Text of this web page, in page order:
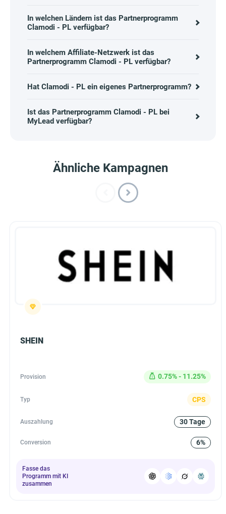
In welchen Ländern ist das Partnerprogramm
Clamodi - PL verfügbar?
In welchem Affiliate-Netzwerk ist das
Partnerprogramm Clamodi - PL verfügbar?
Hat Clamodi - PL ein eigenes Partnerprogramm?
Ist das Partnerprogramm Clamodi - PL bei
MyLead verfügbar?
Ähnliche Kampagnen
SHEIN
Provision 0.75% - 11.25%
Typ CPS
Auszahlung 30 Tage
Conversion 6%
Fasse das
Programm mit KI
zusammen